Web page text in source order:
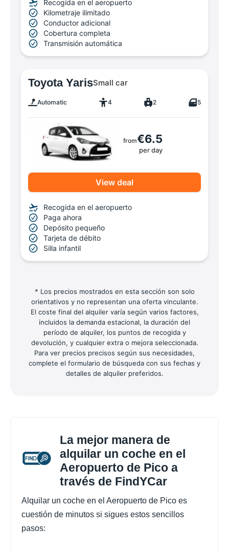
Recogida en el aeropuerto
Kilometraje ilimitado
Conductor adicional
Cobertura completa
Transmisión automática
Toyota YarisSmall car
Automatic 4 2 5
from€6.5
per day
View deal
Recogida en el aeropuerto
Paga ahora
Depósito pequeño
Tarjeta de débito
Silla infantil
* Los precios mostrados en esta sección son solo
orientativos y no representan una oferta vinculante.
El coste final del alquiler varía según varios factores,
incluidos la demanda estacional, la duración del
período de alquiler, los puntos de recogida y
devolución, y cualquier extra o mejora seleccionada.
Para ver precios precisos según sus necesidades,
complete el formulario de búsqueda con sus fechas y
detalles de alquiler preferidos.
La mejor manera de
alquilar un coche en el
Aeropuerto de Pico a
través de FindYCar
Alquilar un coche en el Aeropuerto de Pico es
cuestión de minutos si sigues estos sencillos
pasos: